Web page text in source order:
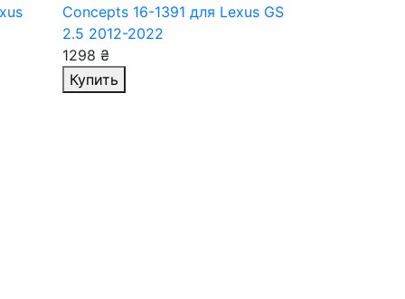
Concepts 16-1391 для Lexus GS
2.5 2012-2022
1298 ₴
Купить